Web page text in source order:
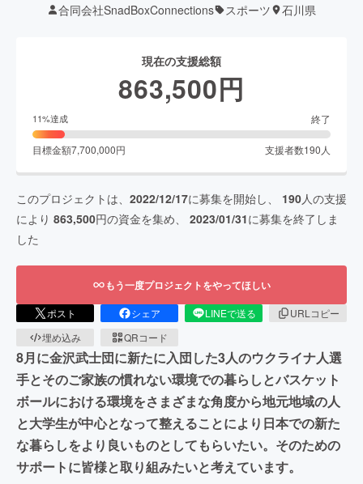
合同会社SnadBoxConnections スポーツ 石川県
現在の支援総額
863,500円
11%達成 終了
目標金額7,700,000円 支援者数190 人
このプロジェクトは、 2022/12/17に募集を開始し、 190人の支援
により 863,500円の資金を集め、 2023/01/31に募集を終了しま
した
もう一度プロジェクトをやってほしい
ポスト シェア LINEで送る
URLコピー
埋め込み
QRコード
8月に金沢武士団に新たに入団した3人のウクライナ人選
手とそのご家族の慣れない環境での暮らしとバスケット
ボールにおける環境をさまざまな角度から地元地域の人
と大学生が中心となって整えることにより日本での新た
な暮らしをより良いものとしてもらいたい。そのための
サポートに皆様と取り組みたいと考えています。